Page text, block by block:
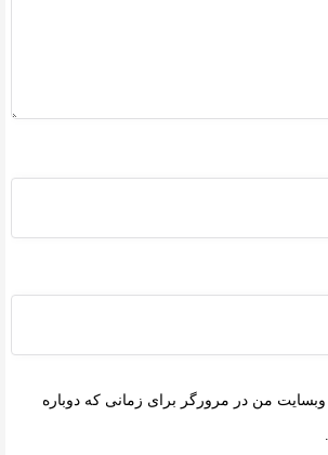
وبسایت من در مرورگر برای زمانی که دوباره